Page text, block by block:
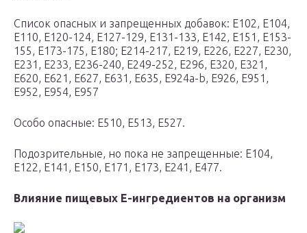
Список опасных и запрещенных добавок: Е102, Е104,
Е110, Е120-124, Е127-129, Е131-133, Е142, Е151, Е153-
155, Е173-175, Е180; Е214-217, Е219, Е226, Е227, Е230,
Е231, Е233, Е236-240, Е249-252, Е296, Е320, Е321,
Е620, Е621, Е627, Е631, Е635, Е924а-b, Е926, Е951,
Е952, Е954, Е957
Особо опасные: Е510, Е513, Е527.
Подозрительные, но пока не запрещенные: Е104,
Е122, Е141, Е150, Е171, Е173, Е241, Е477.
Влияние пищевых Е-ингредиентов на организм